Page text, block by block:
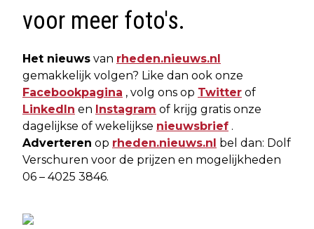
voor meer foto's.
Het nieuws van rheden.nieuws.nl
gemakkelijk volgen? Like dan ook onze
Facebookpagina , volg ons op Twitter of
LinkedIn en Instagram of krijg gratis onze
dagelijkse of wekelijkse nieuwsbrief .
Adverteren op rheden.nieuws.nl bel dan: Dolf
Verschuren voor de prijzen en mogelijkheden
06 – 4025 3846.